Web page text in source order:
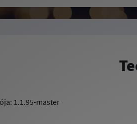
1.1.95-master